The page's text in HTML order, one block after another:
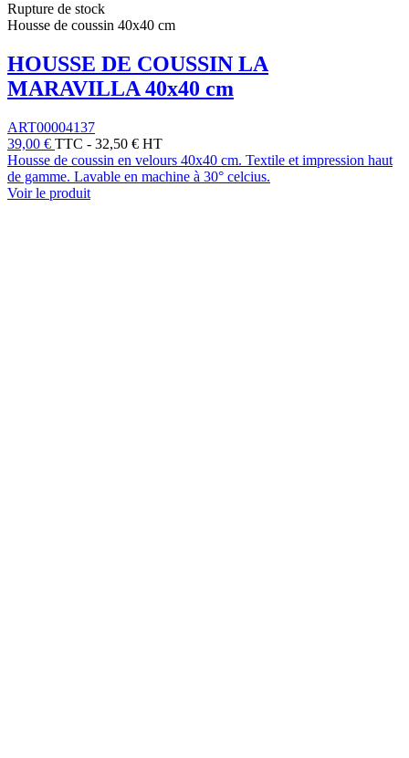
Rupture de stock
Housse de coussin 40x40 cm
HOUSSE DE COUSSIN LA
MARAVILLA 40x40 cm
ART00004137
39,00 € TTC - 32,50 € HT
Housse de coussin en velours 40x40 cm. Textile et impression haut
de gamme. Lavable en machine à 30° celcius.
Voir le produit